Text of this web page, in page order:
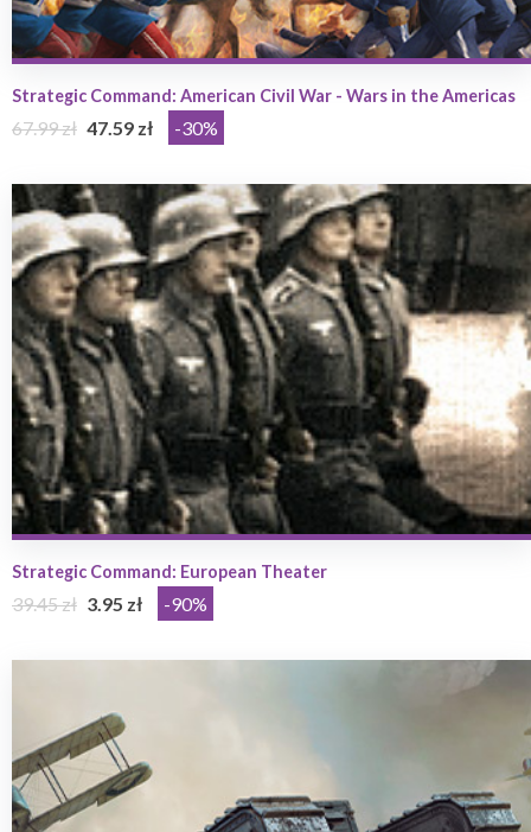
Strategic Command: American Civil War - Wars in the Americas
67.99 zł 47.59 zł -30%
Strategic Command: European Theater
39.45 zł 3.95 zł -90%